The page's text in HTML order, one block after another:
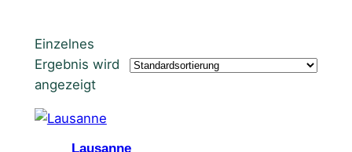
Einzelnes
Ergebnis wird
angezeigt
Lausanne